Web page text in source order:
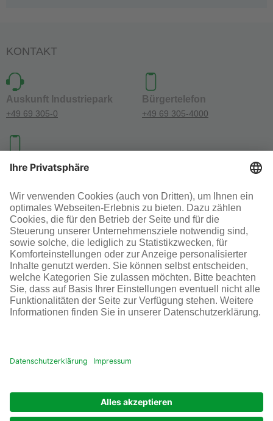
KONTAKT
Auskunft Industriepark
+49 69 305-0
Bürgertelefon
+49 69 305-4000
Investoren-Kontakt
+49 69 305-46300
SOCIAL MEDIA
AGB Impressum Datenschutz Cookie-Einstellungen